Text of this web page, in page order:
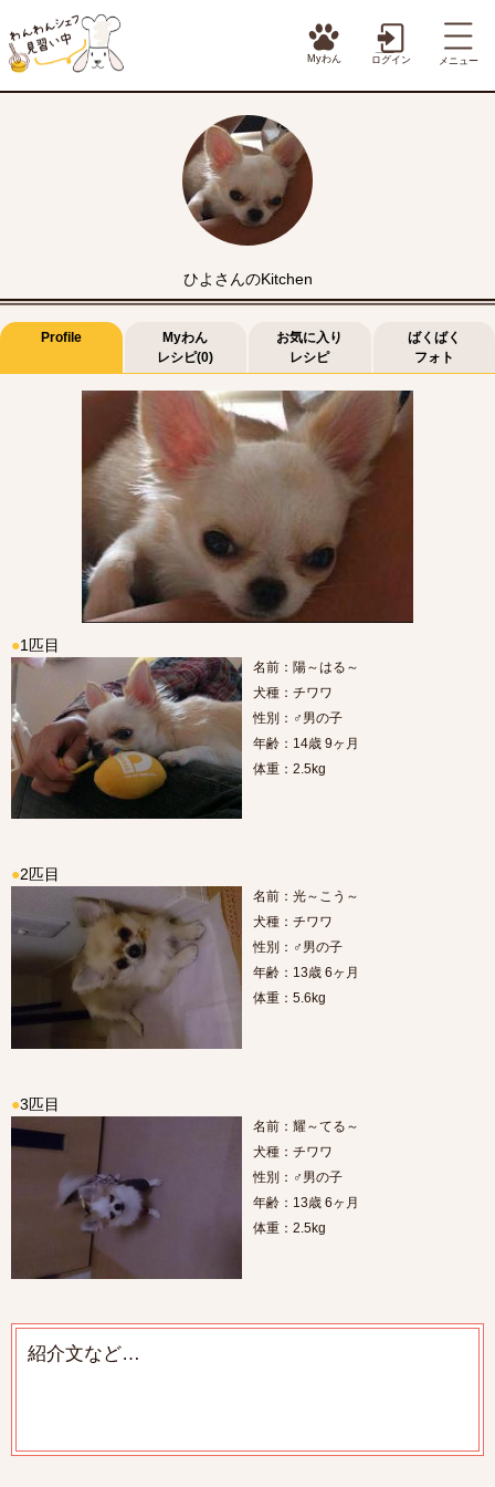
Myわん ログイン メニュー
ひよさんのKitchen
Profile
Myわん
レシピ(0)
お気に入り
レシピ
ばくばく
フォト
●1匹目
名前：陽～はる～
犬種：チワワ
性別：♂男の子
年齢：14歳 9ヶ月
体重：2.5kg
●2匹目
名前：光～こう～
犬種：チワワ
性別：♂男の子
年齢：13歳 6ヶ月
体重：5.6kg
●3匹目
名前：耀～てる～
犬種：チワワ
性別：♂男の子
年齢：13歳 6ヶ月
体重：2.5kg
紹介文など…